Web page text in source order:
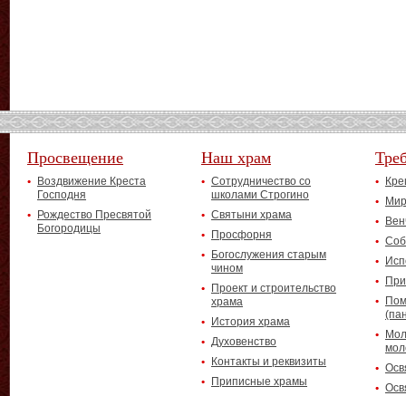
Просвещение
Воздвижение Креста
Господня
Рождество Пресвятой
Богородицы
Наш храм
Сотрудничество со
школами Строгино
Святыни храма
Просфорня
Богослужения старым
чином
Проект и строительство
храма
История храма
Духовенство
Контакты и реквизиты
Приписные храмы